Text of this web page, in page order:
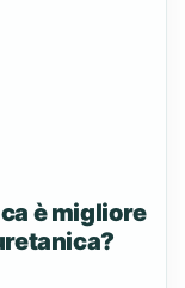
è migliore